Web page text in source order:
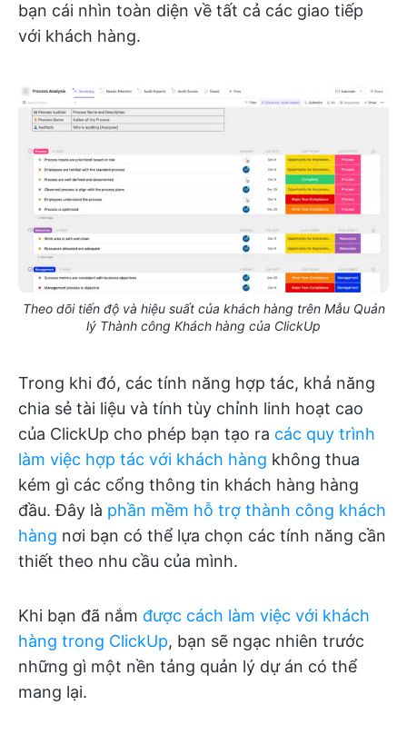
bạn cái nhìn toàn diện về tất cả các giao tiếp
với khách hàng.
Theo dõi tiến độ và hiệu suất của khách hàng trên Mẫu Quản
lý Thành công Khách hàng của ClickUp
Trong khi đó, các tính năng hợp tác, khả năng
chia sẻ tài liệu và tính tùy chỉnh linh hoạt cao
của ClickUp cho phép bạn tạo ra các quy trình
làm việc hợp tác với khách hàng không thua
kém gì các cổng thông tin khách hàng hàng
đầu. Đây là phần mềm hỗ trợ thành công khách
hàng nơi bạn có thể lựa chọn các tính năng cần
thiết theo nhu cầu của mình.
Khi bạn đã nắm được cách làm việc với khách
hàng trong ClickUp, bạn sẽ ngạc nhiên trước
những gì một nền tảng quản lý dự án có thể
mang lại.